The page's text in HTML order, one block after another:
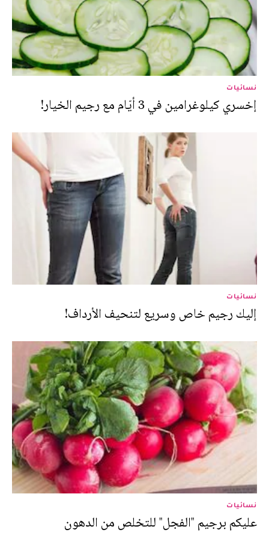
نسائيات
إخسري كيلوغرامين في 3 أيّام مع رجيم الخيار!
نسائيات
إليك رجيم خاص وسريع لتنحيف الأرداف!
نسائيات
عليكم برجيم "الفجل" للتخلص من الدهون